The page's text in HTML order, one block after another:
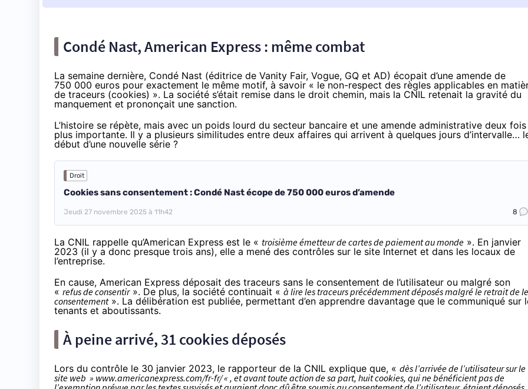
Condé Nast, American Express : même combat
La semaine dernière, Condé Nast (éditrice de Vanity Fair, Vogue, GQ et AD) écopait d’une amende de
750 000 euros pour exactement le même motif, à savoir « le non-respect des règles applicables en
de traceurs (cookies) ». La société s’était remise dans le droit chemin, mais la CNIL retenait la gravité du
manquement et prononçait une sanction.
L’histoire se répète, mais avec un poids lourd du secteur bancaire et une amende administrative deux fois
plus importante. Il y a plusieurs similitudes entre deux affaires qui arrivent à quelques jours d’intervalle…
début d’une nouvelle série ?
Droit
Cookies sans consentement : Condé Nast écope de 750 000 euros d’amende
Jeudi 27 novembre 2025 à 11h42 8
La CNIL rappelle qu’American Express est le « troisième émetteur de cartes de paiement au monde ». En janvier
2023 (il y a donc presque trois ans), elle a mené des contrôles sur le site Internet et dans les locaux de
l’entreprise.
En cause, American Express déposait des traceurs sans le consentement de l’utilisateur ou malgré son
« refus de consentir». De plus, la société continuait « à lire les traceurs précédemment déposés malgré le retrait de
consentement». La délibération est publiée, permettant d’en apprendre davantage que le communiqué sur
tenants et aboutissants.
À peine arrivé, 31 cookies déposés
Lors du contrôle le 30 janvier 2023, le rapporteur de la CNIL explique que, « dès l’arrivée de l’utilisateur sur le
site web » www.americanexpress.com/fr-fr/ « , et avant toute action de sa part, huit cookies, qui ne bénéficient pas de